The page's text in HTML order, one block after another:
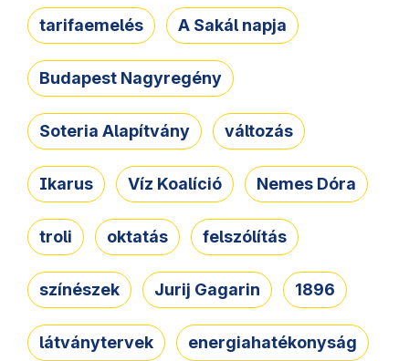
tarifaemelés A Sakál napja
Budapest Nagyregény
Soteria Alapítvány változás
Ikarus Víz Koalíció Nemes Dóra
troli oktatás felszólítás
színészek Jurij Gagarin 1896
látványtervek energiahatékonyság